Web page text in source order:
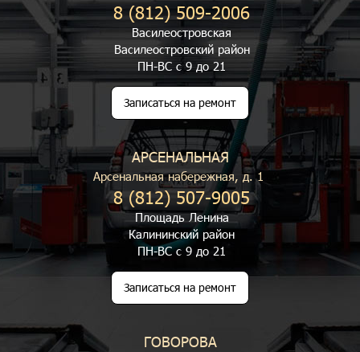
8 (812) 509-2006
Василеостровская
Василеостровский район
ПН-ВС с 9 до 21
Записаться на ремонт
АРСЕНАЛЬНАЯ
Арсенальная набережная, д. 1
8 (812) 507-9005
Площадь Ленина
Калининский район
ПН-ВС с 9 до 21
Записаться на ремонт
ГОВОРОВА